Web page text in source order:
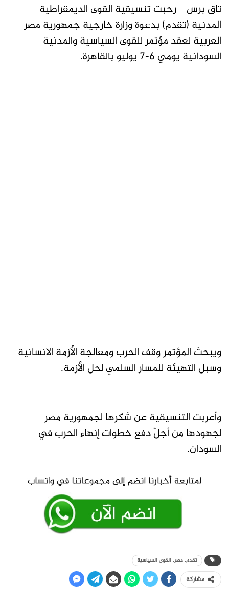
تاق برس – رحبت تنسيقية القوى الديمقراطية
المدنية (تقدم) بدعوة وزارة خارجية جمهورية مصر
العربية لعقد مؤتمر للقوى السياسية والمدنية
السودانية يومي ٦-٧ يوليو بالقاهرة.
ويبحث المؤتمر وقف الحرب ومعالجة الأزمة الانسانية
وسبل التهيئة للمسار السلمي لحل الأزمة.
وأعربت التنسيقية عن شكرها لجمهورية مصر
لجهودها من أجلّ دفع خطوات إنهاء الحرب في
السودان.
تقدم. مصر. القوى السياسية
مشاركة